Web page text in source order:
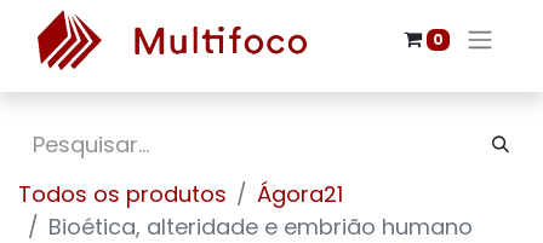
0
Todos os produtos
Ágora21
Bioética, alteridade e embrião humano